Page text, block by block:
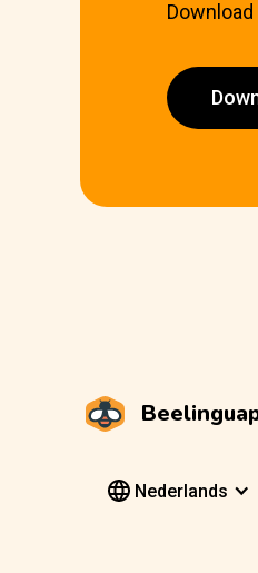
Nederlands